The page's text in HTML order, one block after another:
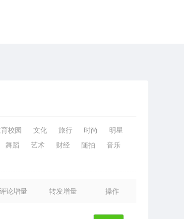
校园 文化 旅行 时尚
明星
舞蹈 艺术 财经 随拍
音乐
评论增量 转发增量 操作